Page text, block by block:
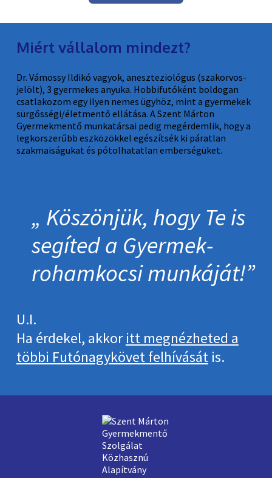
Miért vállalom mindezt?
Dr. Vámossy Ildikó vagyok, aneszteziológus (szakorvos-
jelölt), 3 gyermekes anyuka. Hobbifutóként boldogan
csatlakozom egy ilyen nemes ügyhöz, mint a gyermekek
sürgősségi/életmentő ellátása. A Szent Márton
Gyermekmentő munkatársai pedig megérdemlik, hogy a
legkorszerűbb eszközökkel egészítsék ki páratlan
szakmaiságukat és pótolhatatlan emberségüket.
Köszönjük, hogy Te is
segíted a Gyermek­
roham­kocsi munkáját!
U.I.
Ha érdekel, akkoritt megnézheted a
többi Futónagykövet felhívásátis.